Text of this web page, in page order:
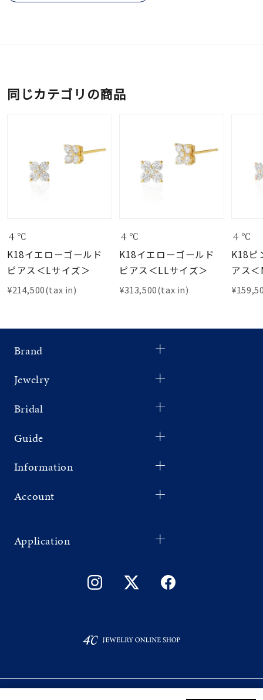
同じカテゴリの商品
４℃
K18イエローゴールド
ピアス＜Lサイズ＞
¥214,500(tax in)
４℃
K18イエローゴールド
ピアス＜LLサイズ＞
¥313,500(tax in)
４℃
K18ピ
アス
Brand
Jewelry
Bridal
Guide
Information
Account
Application